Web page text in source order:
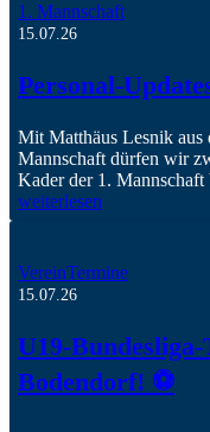
1. Mannschaft
15.07.26
Personal-
Mit Matthäus Lesnik aus
Mannschaft dürfen wir
Kader der 1.
weiterlesen
VereinTermine
15.07.26
U19-
Bodendorf! ⚽️